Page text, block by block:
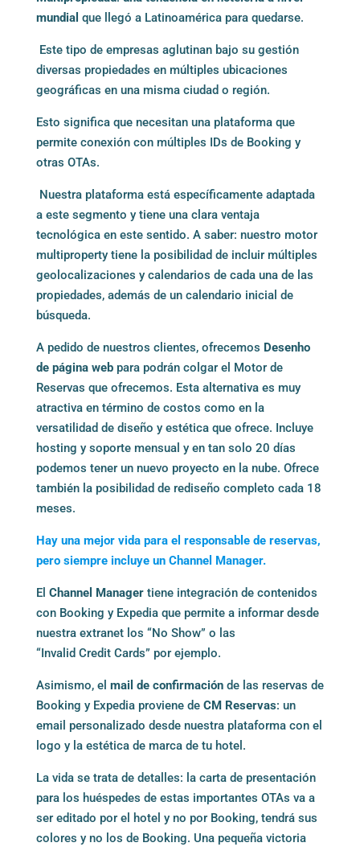
mundial que llegó a Latinoamérica para quedarse.
Este tipo de empresas aglutinan bajo su gestión
diversas propiedades en múltiples ubicaciones
geográficas en una misma ciudad o región.
Esto significa que necesitan una plataforma que
permite conexión con múltiples IDs de Booking y
otras OTAs.
Nuestra plataforma está específicamente adaptada
a este segmento y tiene una clara ventaja
tecnológica en este sentido. A saber: nuestro motor
multiproperty tiene la posibilidad de incluir múltiples
geolocalizaciones y calendarios de cada una de las
propiedades, además de un calendario inicial de
búsqueda.
A pedido de nuestros clientes, ofrecemos Desenho
de página web para podrán colgar el Motor de
Reservas que ofrecemos. Esta alternativa es muy
atractiva en término de costos como en la
versatilidad de diseño y estética que ofrece. Incluye
hosting y soporte mensual y en tan solo 20 días
podemos tener un nuevo proyecto en la nube. Ofrece
también la posibilidad de rediseño completo cada 18
meses.
Hay una mejor vida para el responsable de reservas,
pero siempre incluye un Channel Manager.
El Channel Managertiene integración de contenidos
con Booking y Expedia que permite a informar desde
nuestra extranet los “No Show” o las
“Invalid Credit Cards” por ejemplo.
Asimismo, el mail de confirmaciónde las reservas de
Booking y Expedia proviene de CM Reservas: un
email personalizado desde nuestra plataforma con el
logo y la estética de marca de tu hotel.
La vida se trata de detalles: la carta de presentación
para los huéspedes de estas importantes OTAs va a
ser editado por el hotel y no por Booking, tendrá sus
colores y no los de Booking. Una pequeña victoria